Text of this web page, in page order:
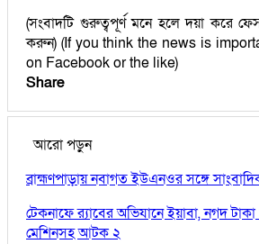
(সংবাদটি গুরুত্বপূর্ণ মনে হলে দয়া করে
করুন) (If you think the news is
on Facebook or the like)
Share
আরো পড়ুন
ব্রাহ্মণপাড়ায় নবাগত ইউএনওর সঙ্গে
টেকনাফে র‌্যাবের অভিযানে ইয়াবা, নগদ
মেশিনসহ আটক ২